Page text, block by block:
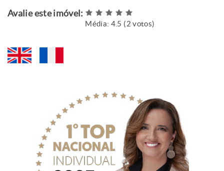
Avalie este imóvel:
Média: 4.5 (2 votos)